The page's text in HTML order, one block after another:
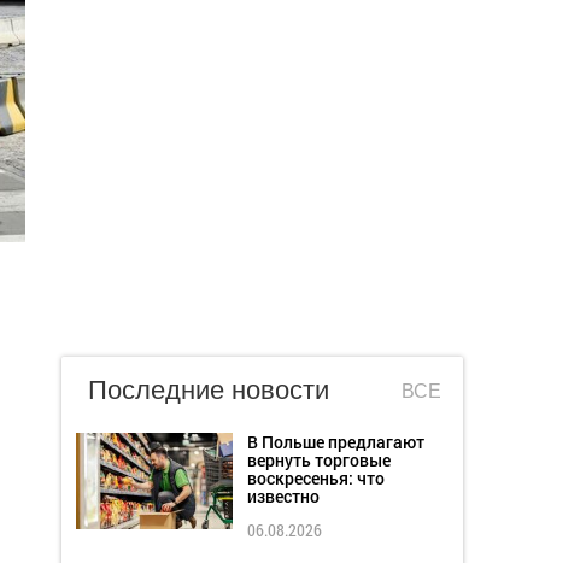
Последние новости ВСЕ
В Польше предлагают
вернуть торговые
воскресенья: что
известно
06.08.2026